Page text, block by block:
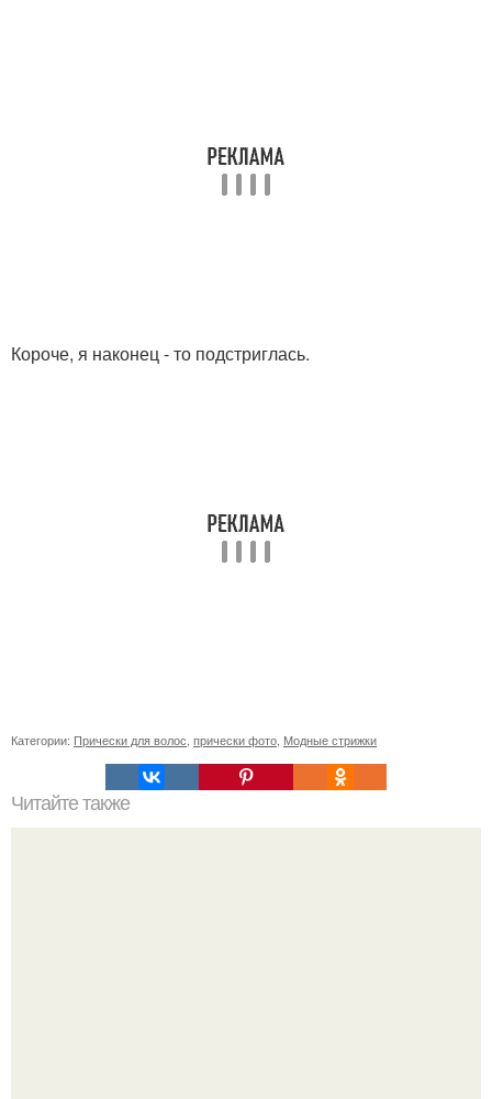
Короче, я наконец - то подстриглась.
Категории: Прически для волос прически фото Модные стрижки
Читайте также